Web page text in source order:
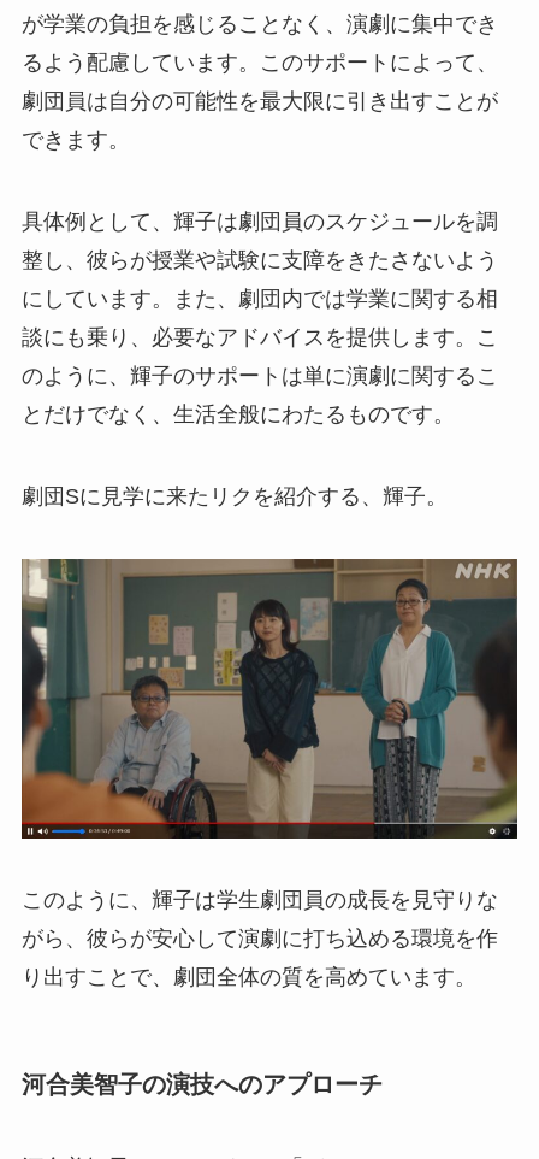
が学業の負担を感じることなく、演劇に集中でき
るよう配慮しています。このサポートによって、
劇団員は自分の可能性を最大限に引き出すことが
できます。
具体例として、輝子は劇団員のスケジュールを調
整し、彼らが授業や試験に支障をきたさないよう
にしています。また、劇団内では学業に関する相
談にも乗り、必要なアドバイスを提供します。こ
のように、輝子のサポートは単に演劇に関するこ
とだけでなく、生活全般にわたるものです。
劇団Sに見学に来たリクを紹介する、輝子。
このように、輝子は学生劇団員の成長を見守りな
がら、彼らが安心して演劇に打ち込める環境を作
り出すことで、劇団全体の質を高めています。
河合美智子の演技へのアプローチ